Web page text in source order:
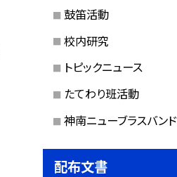
鼓笛活動
校内研究
トピックニュース
たてわり班活動
神南ニューブラスバンド
配布文書